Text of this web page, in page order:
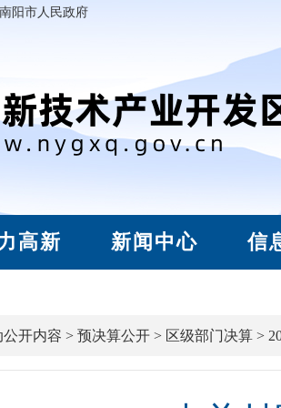
南阳市人民政府
高新 新闻中心 信
开内容 > 预决算公开 > 区级部门决算 >